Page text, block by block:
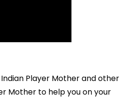
Player Mother and other
Mother to help you on your